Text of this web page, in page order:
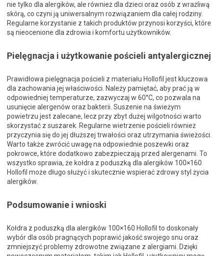
nie tylko dla alergików, ale również dla dzieci oraz osób z wrażliwą
skórą, co czyni ją uniwersalnym rozwiązaniem dla całej rodziny.
Regularne korzystanie z takich produktów przynosi korzyści, które
są nieocenione dla zdrowia i komfortu użytkowników.
Pielęgnacja i użytkowanie pościeli antyalergicznej
Prawidłowa pielęgnacja pościeli z materiału Hollofil jest kluczowa
dla zachowania jej właściwości. Należy pamiętać, aby prać ją w
odpowiedniej temperaturze, zazwyczaj w 60°C, co pozwala na
usunięcie alergenów oraz bakterii. Suszenie na świeżym
powietrzu jest zalecane, lecz przy zbyt dużej wilgotności warto
skorzystać z suszarek. Regularne wietrzenie pościeli również
przyczynia się do jej dłuższej trwałości oraz utrzymania świeżości.
Warto także zwrócić uwagę na odpowiednie poszewki oraz
pokrowce, które dodatkowo zabezpieczają przed alergenami. To
wszystko sprawia, że kołdra z poduszką dla alergików 100×160
Hollofil może długo służyć i skutecznie wspierać zdrowy styl życia
alergików.
Podsumowanie i wnioski
Kołdra z poduszką dla alergików 100×160 Hollofil to doskonały
wybór dla osób pragnących poprawić jakość swojego snu oraz
zmniejszyć problemy zdrowotne związane z alergiami. Dzięki